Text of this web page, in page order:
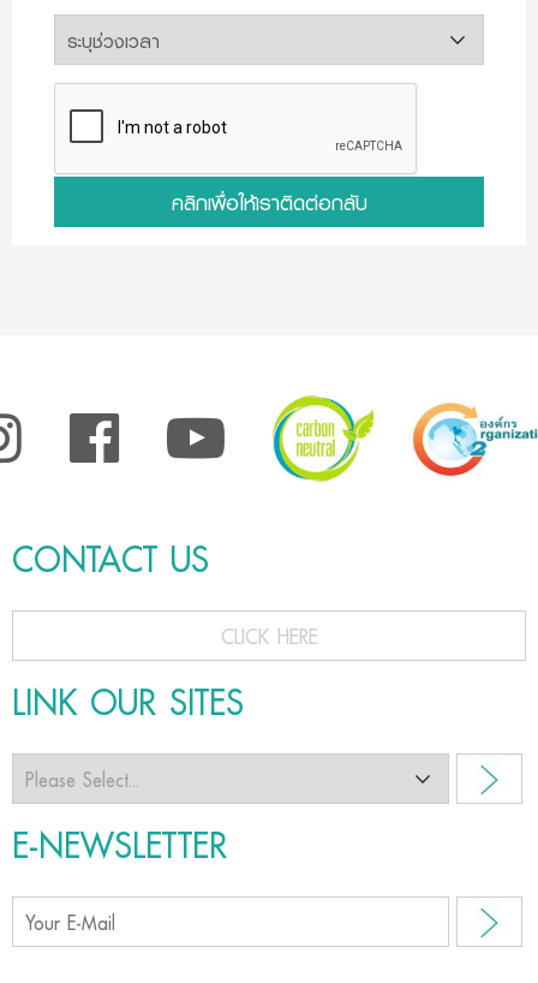
คลิกเพื่อให้เราติดต่อกลับ
CONTACT US
CLICK HERE
LINK OUR SITES
E-NEWSLETTER